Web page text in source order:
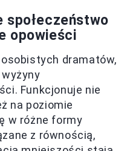
społeczeństwo
opowieści
dramatów,
Funkcjonuje nie
na poziomie
w różne formy
z równością,